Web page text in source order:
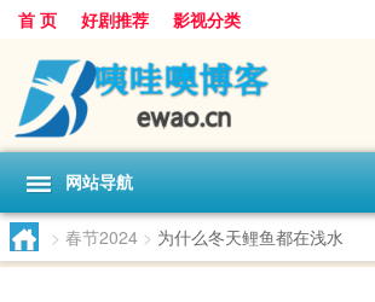
首 页 好剧推荐 影视分类
网站导航
> 春节2024 > 为什么冬天鲤鱼都在浅水